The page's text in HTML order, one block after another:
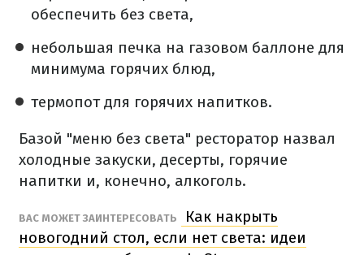
обеспечить без света,
небольшая печка на газовом баллоне для
минимума горячих блюд,
термопот для горячих напитков.
Базой "меню без света" ресторатор назвал
холодные закуски, десерты, горячие
напитки и, конечно, алкоголь.
ВАС МОЖЕТ ЗАИНТЕРЕСОВАТЬ
Как накрыть
новогодний стол, если нет света: идеи